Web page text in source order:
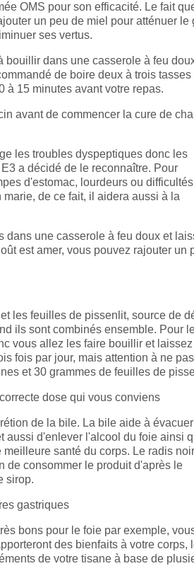
OMS pour son efficacité. Le fait
un peu de miel pour atténuer le
ses vertus.
bouillir dans une casserole à feu
de boire deux à trois tasses
à 15 minutes avant votre repas.
avant de commencer la cure de
les troubles dyspeptiques donc les
a décidé de le reconnaître. Pour
d'estomac, lourdeurs ou
de ce fait, il aidera aussi à la
dans une casserole à feu doux et
est amer, vous pouvez rajouter un
les feuilles de pissenlit, source de
ils sont combinés ensemble. Pour
vous allez les faire bouillir et laissez
fois par jour, mais attention à ne pas
et 30 grammes de feuilles de
dose qui vous conviens
de la bile. La bile aide à
aussi d'enlever l'alcool du foie ainsi
santé du corps. Le radis
de consommer le produit d'après le
sirop.
gastriques
bons pour le foie par exemple,
des bienfaits à votre corps,
de votre tisane à base de